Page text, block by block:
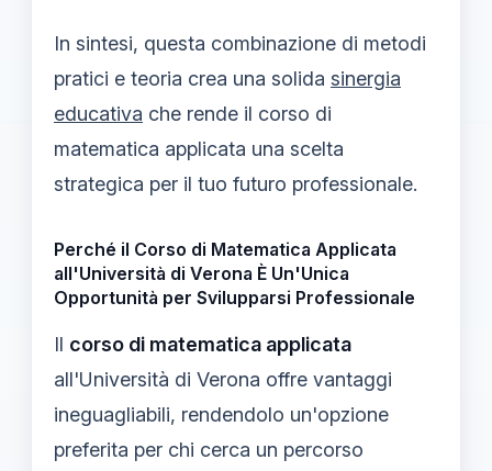
In sintesi, questa combinazione di metodi
pratici e teoria crea una solida sinergia
educativa che rende il corso di
matematica applicata una scelta
strategica per il tuo futuro professionale.
Perché il Corso di Matematica Applicata
all'Università di Verona È Un'Unica
Opportunità per Svilupparsi Professionale
Il corso di matematica applicata
all'Università di Verona offre vantaggi
ineguagliabili, rendendolo un'opzione
preferita per chi cerca un percorso